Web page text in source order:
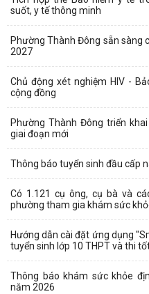
suốt, y tế thông minh
Phường Thành Đông sẵn sàng
2027
Chủ động xét nghiệm HIV -
cộng đồng
Phường Thành Đông triển
giai đoạn mới
Thông báo tuyển sinh đầu cấp
Có 1.121 cụ ông, cụ bà và
phường tham gia khám sức
Hướng dẫn cài đặt ứng dụng
tuyển sinh lớp 10 THPT và thi
Thông báo khám sức khỏe
năm 2026